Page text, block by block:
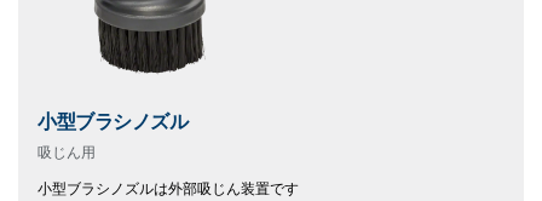
小型ブラシノズル
吸じん用
小型ブラシノズルは外部吸じん装置です